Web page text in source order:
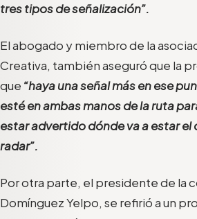
tres tipos de señalización”.
El abogado y miembro de la
Creativa, también aseguró que la
que “haya una señal más en ese
esté en ambas manos de la ruta
estar advertido dónde va a estar el
radar”.
Por otra parte, el presidente de la
Domínguez Yelpo, se refirió a un